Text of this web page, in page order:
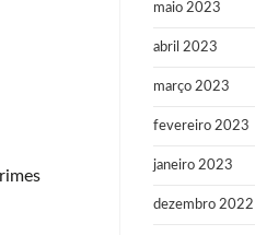
maio 2023
abril 2023
março 2023
fevereiro 2023
janeiro 2023
dezembro 2022